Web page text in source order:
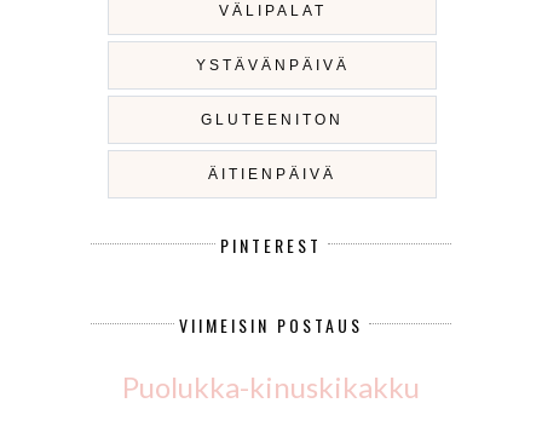
VÄLIPALAT
YSTÄVÄNPÄIVÄ
GLUTEENITON
ÄITIENPÄIVÄ
PINTEREST
VIIMEISIN POSTAUS
Puolukka-kinuskikakku